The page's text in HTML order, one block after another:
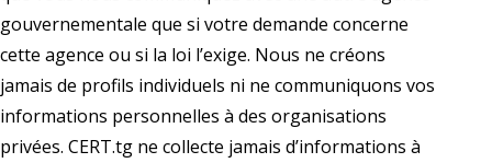
gouvernementale que si votre demande concerne
cette agence ou si la loi l’exige. Nous ne créons
jamais de profils individuels ni ne communiquons vos
informations personnelles à des organisations
privées. CERT.tg ne collecte jamais d’informations à